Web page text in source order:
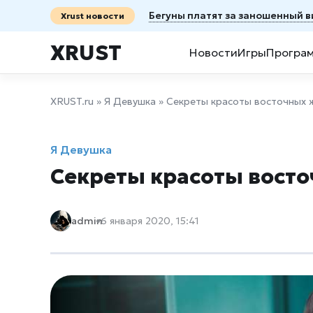
Xrust новости Бегуны платят за заношенный
XRUST НовостиИгры
XRUST.ru » Я Девушка » Секреты красоты восточных
Я Девушка
Секреты красоты
admin6 января 2020, 15:41